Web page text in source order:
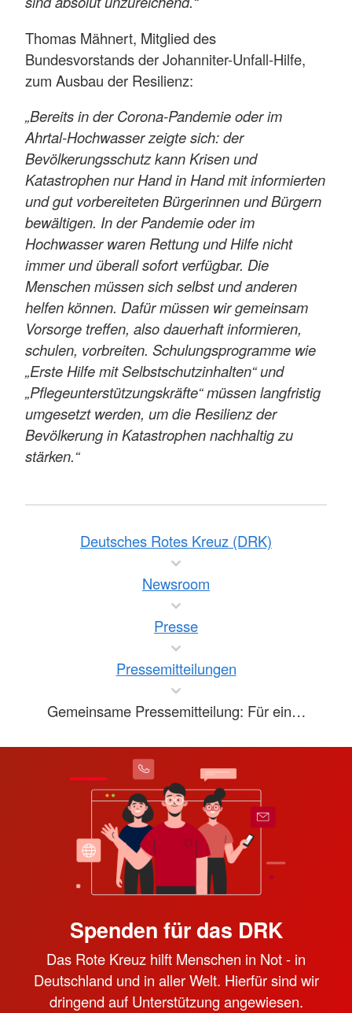
Thomas Mähnert, Mitglied des
Bundesvorstands der Johanniter-Unfall-Hilfe,
zum Ausbau der Resilienz:
„Bereits in der Corona-Pandemie oder im
Ahrtal-Hochwasser zeigte sich: der
Bevölkerungsschutz kann Krisen und
Katastrophen nur Hand in Hand mit informierten
und gut vorbereiteten Bürgerinnen und Bürgern
bewältigen. In der Pandemie oder im
Hochwasser waren Rettung und Hilfe nicht
immer und überall sofort verfügbar. Die
Menschen müssen sich selbst und anderen
helfen können. Dafür müssen wir gemeinsam
Vorsorge treffen, also dauerhaft informieren,
schulen, vorbreiten. Schulungsprogramme wie
„Erste Hilfe mit Selbstschutzinhalten“ und
„Pflegeunterstützungskräfte“ müssen langfristig
umgesetzt werden, um die Resilienz der
Bevölkerung in Katastrophen nachhaltig zu
stärken.“
Deutsches Rotes Kreuz (DRK)
Newsroom
Presse
Pressemitteilungen
Gemeinsame Pressemitteilung: Für ein…
Spenden für das DRK
Das Rote Kreuz hilft Menschen in Not - in
Deutschland und in aller Welt. Hierfür sind wir
dringend auf Unterstützung angewiesen.